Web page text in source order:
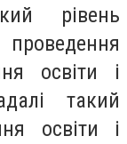
рівень
проведення
освіти і
такий
освіти і